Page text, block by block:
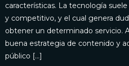
características. La tecnología
y competitivo, y el cual genera
obtener un determinado servicio.
buena estrategia de contenido y
público […]